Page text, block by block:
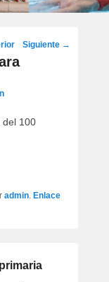
Siguiente →
del 100
admin. Enlace